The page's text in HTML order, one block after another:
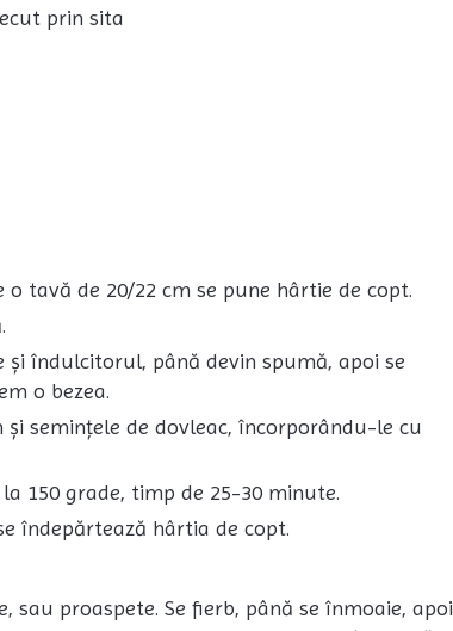
prin sita
tavă de 20/22 cm se pune hârtie de copt.
îndulcitorul, până devin spumă, apoi se
o bezea.
semințele de dovleac, încorporându-le cu
150 grade, timp de 25-30 minute.
îndepărtează hârtia de copt.
sau proaspete. Se fierb, până se înmoaie, apoi